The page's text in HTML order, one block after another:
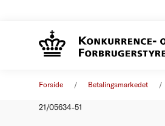
Forside Betalingsmarkedet
21/05634-51